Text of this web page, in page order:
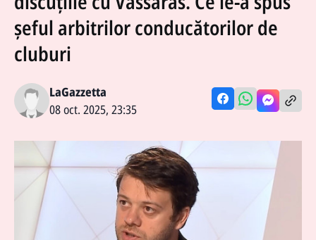
șeful arbitrilor conducătorilor de
cluburi
LaGazzetta
08 oct. 2025, 23:35